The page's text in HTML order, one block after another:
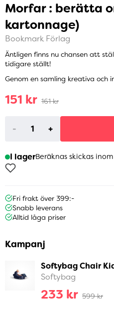
Morfar : berätta
kartonnage)
Bookmark Förlag
Äntligen finns nu chansen att
tidigare ställt!
Genom en samling kreativa och
151 kr 161 kr
- +
I lagerBeräknas skickas
Fri frakt över 399:-
Snabb leverans
Alltid låga priser
Kampanj
Softybag Chair
Softybag
233 kr 599 kr